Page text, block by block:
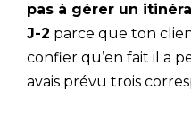
pas à gérer un
J-2 parce que ton
confier qu’en fait il a
avais prévu trois